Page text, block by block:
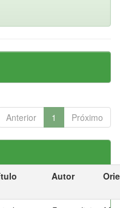
Anterior 1 Próximo
Autor